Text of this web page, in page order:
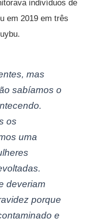
indivíduos de
em 2019 em três
mas
sabíamos o
os
uma
deveriam
porque
e